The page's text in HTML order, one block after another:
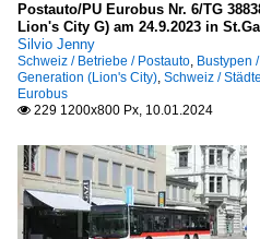
Postauto/PU Eurobus Nr. 6/TG
Lion's City G) am 24.9.2023 in
Silvio Jenny
Schweiz / Betriebe / Postauto, Bustypen
Generation (Lion's City), Schweiz /
Eurobus
 229 1200x800 Px, 10.01.2024